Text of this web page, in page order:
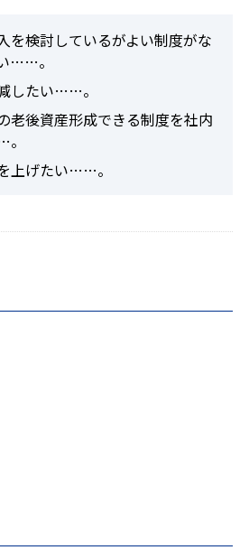
を検討しているがよい制度がな
……。
したい……。
老後資産形成できる制度を社内
上げたい……。
お問合せ
いましたら、お気軽にお問合せく
応いたします。